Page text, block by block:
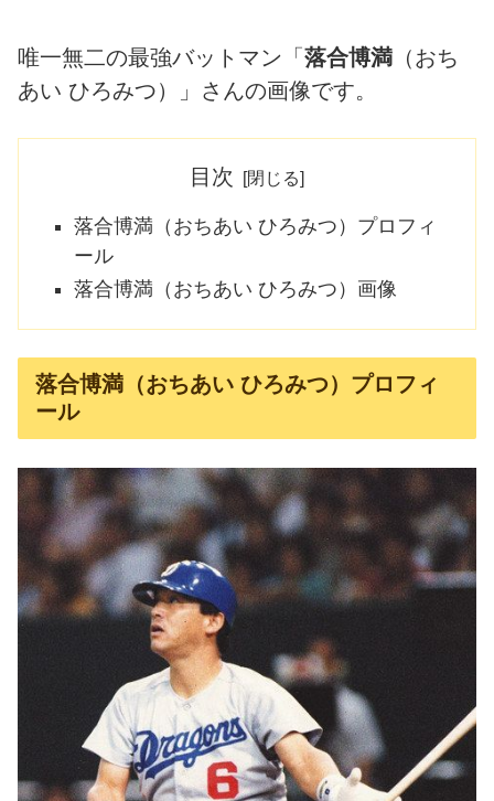
唯一無二の最強バットマン「 落合博満 （おち
あい ひろみつ）」さんの画像です。
目次
落合博満（おちあい ひろみつ）プロフィ
ール
落合博満（おちあい ひろみつ）画像
落合博満（おちあい ひろみつ）プロフィ
ール